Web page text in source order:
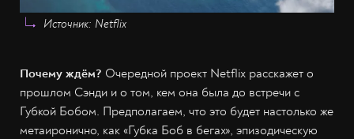
Источник: Netflix
Почему ждём? Очередной проект Netflix расскажет о
прошлом Сэнди и о том, кем она была до встречи с
Губкой Бобом. Предполагаем, что это будет настолько же
метаиронично, как «Губка Боб в бегах», эпизодическую